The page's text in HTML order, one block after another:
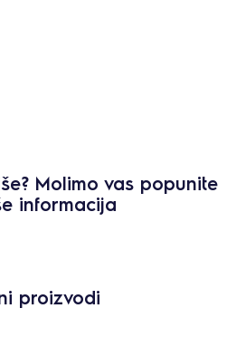
Molimo vas popunite
informacija
proizvodi